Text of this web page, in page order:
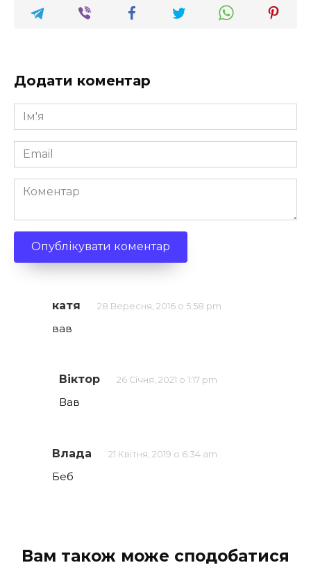
Додати коментар
Ім'я
*
Email
*
Коментар
катя 28 Вересня, 2016 о 5:58 pm
вав
Віктор 26 Січня, 2021 о 1:17 pm
Вав
Влада 21 Квітня, 2019 о 6:34 am
Беб
Вам також може сподобатися